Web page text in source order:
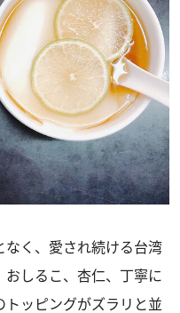
く、愛され続ける台湾
しるこ、杏仁、丁寧に
ッピングがズラリと並